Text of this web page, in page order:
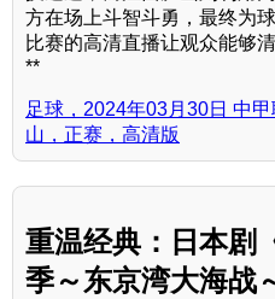
方在场上斗智斗勇，最终为
比赛的高清直播让观众能够
**
足球，2024年03月30日 中
山，正赛，高清版
重温经典：日本剧
季～东京湾大海战